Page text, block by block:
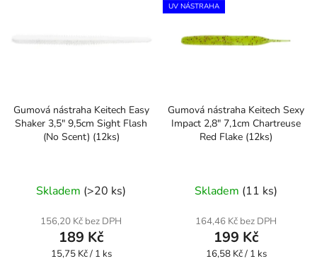
Gumová nástraha Keitech Easy
Shaker 3,5" 9,5cm Sight Flash
(No Scent) (12ks)
Skladem (>20 ks)
156,20 Kč bez DPH
189 Kč
Měrná
15,75 Kč / 1 ks
UV NÁSTRAHA
Gumová nástraha Keitech Sexy
Impact 2,8" 7,1cm Chartreuse
Red Flake (12ks)
Skladem (11 ks)
164,46 Kč bez DPH
199 Kč
Měrná
16,58 Kč / 1 ks